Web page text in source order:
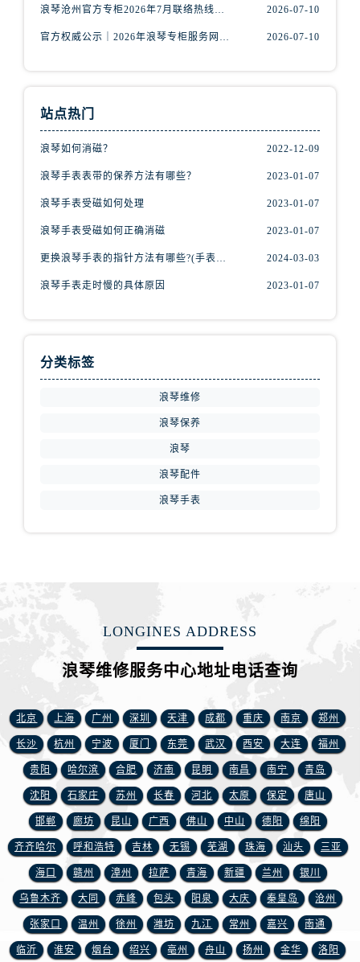
山西省阳泉市郊区平阳东街与新城大道交叉口浪琴售后服务中心（需提前预约）
安徽省淮北市相山区淮海路浪琴售后服务中心（需提前预约）
江苏省南京市秦淮区中山南路1号南京中心22层22-C1-C3室浪琴售后服务中心（需提前预约）
江苏省宿迁市宿城区西湖路浪琴售后服务中心（需提前预约）
江苏省泰州市海陵区永定东路399号置地商务中心东塔（华润万象城）17层1706室浪琴售后服务中心（需提前预约）
江苏省徐州市鼓楼区淮海东路29号苏宁广场IFC国际金融中心35层3508室浪琴售后服务中心（需提前预约）
江苏省盐城市盐都区世纪大道5号盐城金融城写字楼1号楼16层1604室浪琴售后服务中心（需提前预约）
江苏省扬州市邗江区国展路29号星耀天地写字楼1号楼18层1803室浪琴售后服务中心（需提前预约）
江苏省镇江市京口区中山东路浪琴售后服务中心（需提前预约）
江西省抚州市临川区赣东大道浪琴售后服务中心（需提前预约）
江西省赣州市章贡区文清路浪琴售后服务中心（需提前预约）
江西省吉安市吉州区井冈山大道浪琴售后服务中心（需提前预约）
江西省景德镇市珠山区珠山中路浪琴售后服务中心（需提前预约）
浪琴沧州官方专柜2026年7月联络热线｜客服服务指南+门店信息 2026-07-10
官方权威公示｜2026年浪琴专柜服务网络焕新：中山区门店客服热线全核验 2026-07-10
站点热门
浪琴如何消磁？ 2022-12-09
浪琴手表表带的保养方法有哪些？ 2023-01-07
浪琴手表受磁如何处理 2023-01-07
浪琴手表受磁如何正确消磁 2023-01-07
更换浪琴手表的指针方法有哪些?(手表指针的种类?) 2024-03-03
浪琴手表走时慢的具体原因 2023-01-07
分类标签
浪琴维修
浪琴保养
浪琴
浪琴配件
浪琴手表
LONGINES ADDRESS
浪琴维修服务中心地址电话查询
北京 上海 广州 深圳 天津 成都 重庆 南京 郑州
长沙 杭州 宁波 厦门 东莞 武汉 西安 大连 福州
贵阳 哈尔滨 合肥 济南 昆明 南昌 南宁 青岛
沈阳 石家庄 苏州 长春 河北 太原 保定 唐山
邯郸 廊坊 昆山 广西 佛山 中山 德阳 绵阳
齐齐哈尔 呼和浩特 吉林 无锡 芜湖 珠海 汕头 三亚
海口 赣州 漳州 拉萨 青海 新疆 兰州 银川
乌鲁木齐 大同 赤峰 包头 阳泉 大庆 秦皇岛 沧州
张家口 温州 徐州 潍坊 九江 常州 嘉兴 南通
临沂 淮安 烟台 绍兴 亳州 舟山 扬州 金华 洛阳